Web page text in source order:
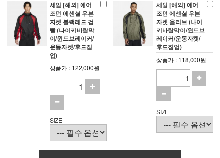
세일 [해외] 에어
조던 에센셜 우븐
자켓 블랙레드 검
빨 (나이키바람막
이/윈드브레이커/
운동자켓/후드집
업)
상품가 : 122,000원
SIZE
세일 [해외] 에어
조던 에센셜 우븐
자켓 올리브 (나이
키바람막이/윈드브
레이커/운동자켓/
후드집업)
상품가 : 118,000원
SIZE